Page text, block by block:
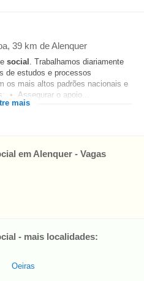
, 39 km de Alenquer
social . Trabalhamos diariamente
de estudos e processos
os mais altos padrões nacionais e
• Assegurar o apoio...
mais
em Alenquer - Vagas
- mais localidades:
Oeiras